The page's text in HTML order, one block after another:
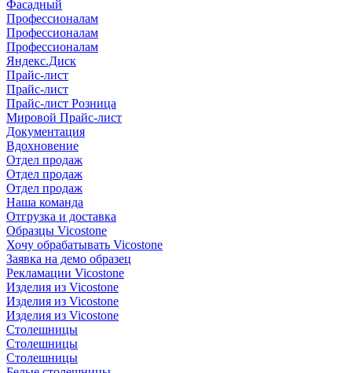
Фасадный
Профессионалам
Профессионалам
Профессионалам
Яндекс.Диск
Прайс-лист
Прайс-лист
Прайс-лист Розница
Мировой Прайс-лист
Документация
Вдохновение
Отдел продаж
Отдел продаж
Отдел продаж
Наша команда
Отгрузка и доставка
Образцы Vicostone
Хочу обрабатывать Vicostone
Заявка на демо образец
Рекламации Vicostone
Изделия из Vicostone
Изделия из Vicostone
Изделия из Vicostone
Столешницы
Столешницы
Столешницы